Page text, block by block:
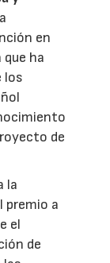
en
ha
los
de
la
premio a
el
de